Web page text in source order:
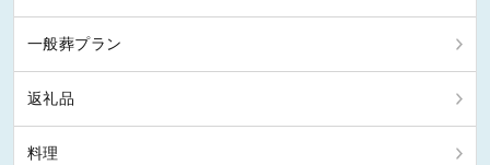
一般葬プラン
返礼品
料理